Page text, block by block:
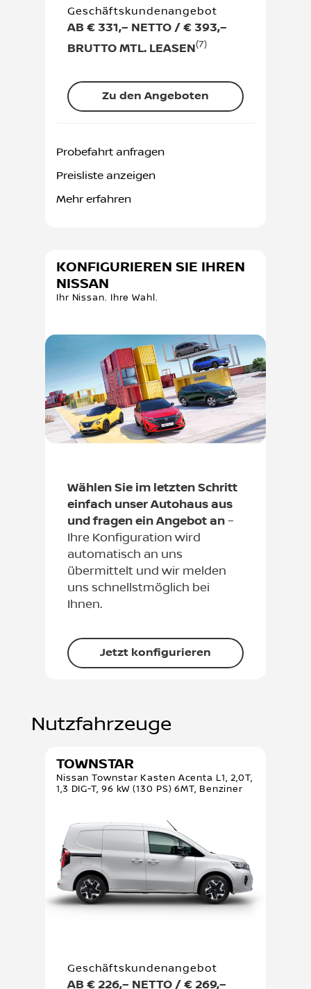
Geschäftskundenangebot
AB € 331,– NETTO / € 393,–
BRUTTO MTL. LEASEN(7)
Zu den Angeboten
Probefahrt anfragen
Preisliste anzeigen
Mehr erfahren
KONFIGURIEREN SIE IHREN
NISSAN
Ihr Nissan. Ihre Wahl.
Wählen Sie im letzten Schritt
einfach unser Autohaus aus
und fragen ein Angebot an–
Ihre Konfiguration wird
automatisch an uns
übermittelt und wir melden
uns schnellstmöglich bei
Ihnen.
Jetzt konfigurieren
Nutzfahrzeuge
TOWNSTAR
Nissan Townstar Kasten Acenta L1, 2,0T,
1,3 DIG-T, 96 kW (130 PS) 6MT, Benziner
Geschäftskundenangebot
AB € 226,– NETTO / € 269,–